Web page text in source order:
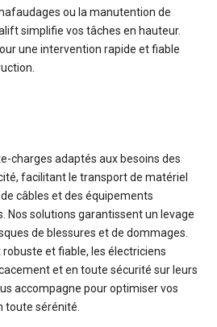
ou la manutention de
simplifie vos tâches en hauteur.
une intervention rapide et fiable
charges adaptés aux besoins des
facilitant le transport de matériel
câbles et des équipements
Nos solutions garantissent un levage
de blessures et de dommages.
et fiable, les électriciens
et en toute sécurité sur leurs
accompagne pour optimiser vos
toute sérénité.